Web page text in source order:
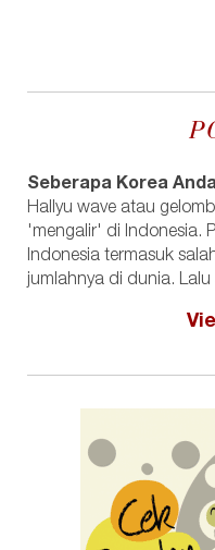
Seberapa Korea
Hallyu wave atau
'mengalir' di Indonesia.
Indonesia termasuk
jumlahnya di dunia.